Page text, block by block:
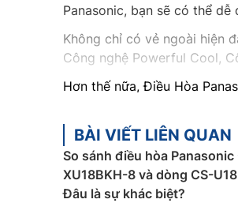
Panasonic, bạn sẽ có thể
Không chỉ có vẻ ngoài hiện
Công nghệ Powerful Cool,
Hơn thế nữa, Điều Hòa
phẩm. Với chế độ bảo hành
Phân loại các dòng điều
Điều hòa Panasonic giá rẻ
để giúp bạn lựa chọn mẫu
BÀI VIẾT LIÊN QUAN
So sánh điều hòa Panasonic
XU18BKH-8 và dòng CS-
Đâu là sự khác biệt?